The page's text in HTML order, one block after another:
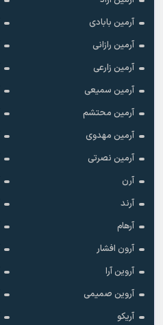
آرمین بابادی
آرمین رازانی
آرمین زارعی
آرمین سمیعی
آرمین محتشم
آرمین مهدوی
آرمین نصرتی
آرن
آرند
آرهام
آرون افشار
آروین آرا
آروین صمیمی
آریکو